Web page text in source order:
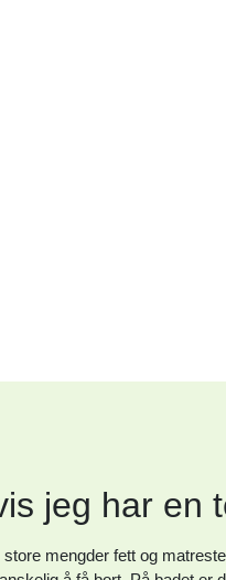
jeg har en
mengder fett og